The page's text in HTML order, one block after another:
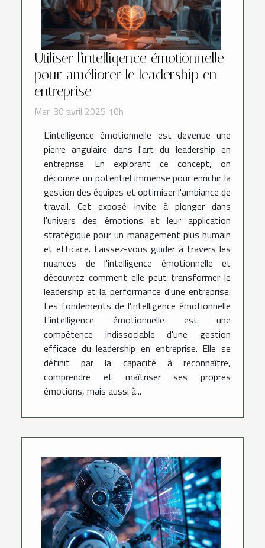
Utiliser l'intelligence émotionnelle
pour améliorer le leadership en
entreprise
Mer. 30 avril 2025 10h
L'intelligence émotionnelle est devenue une
pierre angulaire dans l'art du leadership en
entreprise. En explorant ce concept, on
découvre un potentiel immense pour enrichir la
gestion des équipes et optimiser l'ambiance de
travail. Cet exposé invite à plonger dans
l'univers des émotions et leur application
stratégique pour un management plus humain
et efficace. Laissez-vous guider à travers les
nuances de l'intelligence émotionnelle et
découvrez comment elle peut transformer le
leadership et la performance d'une entreprise.
Les fondements de l'intelligence émotionnelle
L'intelligence émotionnelle est une
compétence indissociable d'une gestion
efficace du leadership en entreprise. Elle se
définit par la capacité à reconnaître,
comprendre et maîtriser ses propres
émotions, mais aussi à...